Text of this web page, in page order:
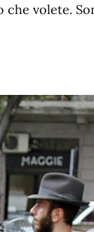
che volete.